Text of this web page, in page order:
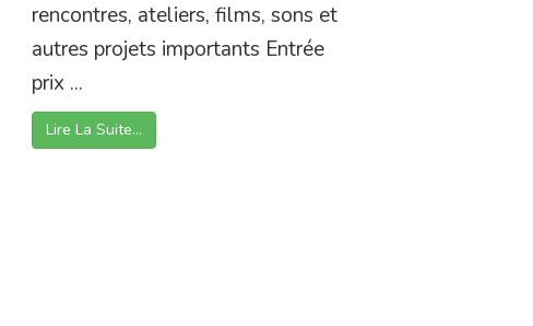
rencontres, ateliers, films, sons et
autres projets importants Entrée
prix ...
Lire La Suite…